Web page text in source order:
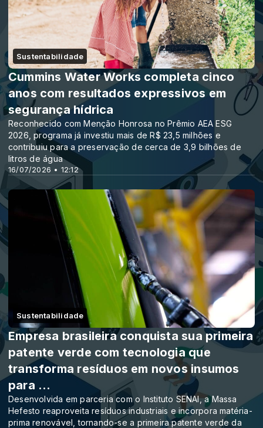
Sustentabilidade
16/07/2026 • 12:12
Cummins Water Works completa cinco
anos com resultados expressivos em
segurança hídrica
Reconhecido com Menção Honrosa no Prêmio AEA ESG
2026, programa já investiu mais de R$ 23,5 milhões e
contribuiu para a preservação de cerca de 3,9 bilhões de
litros de água
Sustentabilidade
Empresa brasileira conquista sua primeira
patente verde com tecnologia que
transforma resíduos em novos insumos
para ...
Desenvolvida em parceria com o Instituto SENAI, a Massa
Hefesto reaproveita resíduos industriais e incorpora matéria-
prima renovável, tornando-se a primeira patente verde da